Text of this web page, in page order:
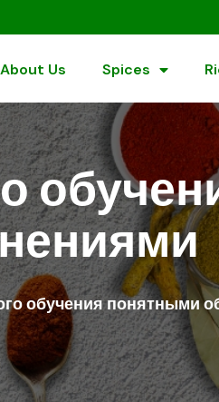
About Us Spices
обучения понятными